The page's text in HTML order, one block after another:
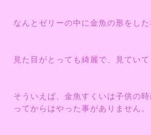
なんとゼリーの中に金魚の形をした
見た目がとっても綺麗で、見ていて
そういえば、金魚すくいは子供の
ってからはやった事がありません。